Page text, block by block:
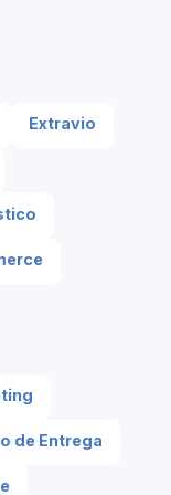
Extravio
de Entrega